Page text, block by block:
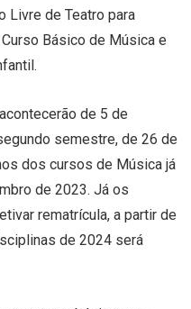
Livre de Teatro para
Básico de Música e
de 5 de
semestre, de 26 de
dos cursos de Música já
de 2023. Já os
rematrícula, a partir de
de 2024 será